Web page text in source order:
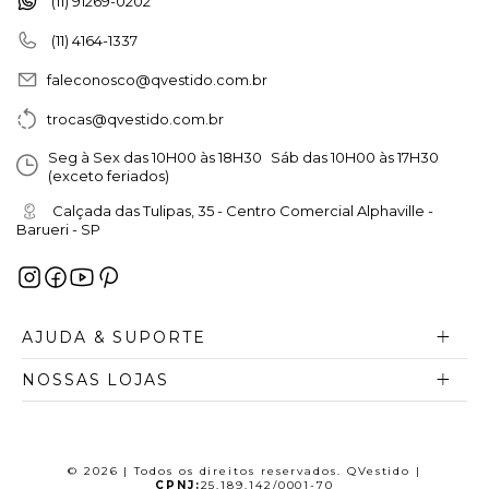
(11) 4164-1337
faleconosco@qvestido.com.br
trocas@qvestido.com.br
Seg à Sex das 10H00 às 18H30 Sáb das 10H00 às 17H30
(exceto feriados)
Calçada das Tulipas, 35 - Centro Comercial Alphaville -
Barueri - SP
AJUDA & SUPORTE
NOSSAS LOJAS
© 2026 | Todos os direitos reservados. QVestido |
CPNJ:25.189.142/0001-70